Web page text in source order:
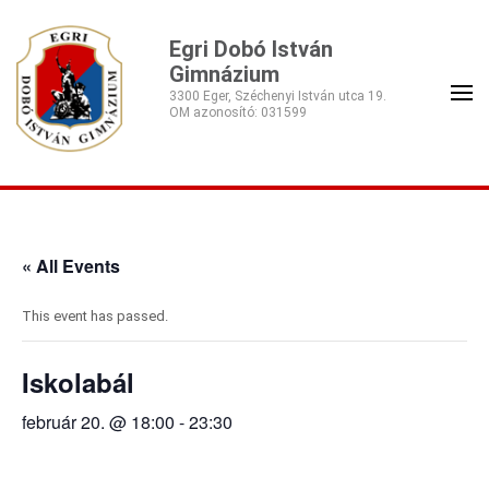
Egri Dobó István
Gimnázium
3300 Eger, Széchenyi István utca 19.
« All Events
This event has passed.
Iskolabál
február 20. @ 18:00 -23:30